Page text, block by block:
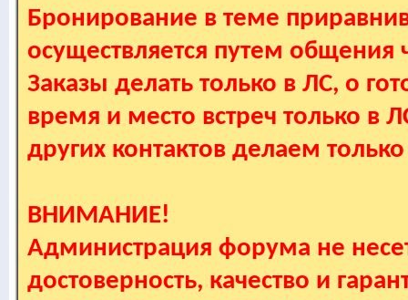
Бронирование в теме
осуществляется путем
Заказы делать только в ЛС, о
время и место встреч только в
других контактов делаем
ВНИМАНИЕ!
Администрация форума не
достоверность, качество и